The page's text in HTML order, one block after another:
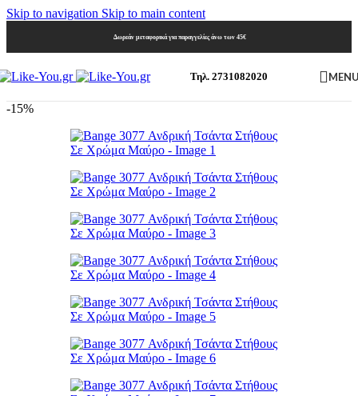
Skip to navigation Skip to main content
Δωρεάν μεταφορικά για παραγγελίες άνω των 45€
Τηλ. 2731082020
-15%